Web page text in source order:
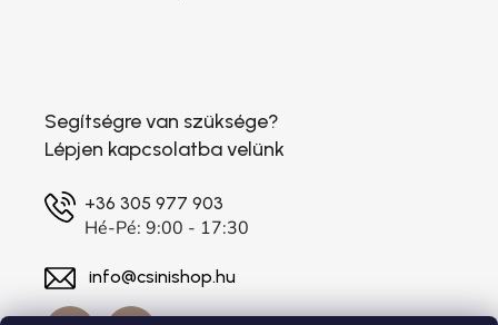
Segítségre van szüksége?
Lépjen kapcsolatba velünk
+36 305 977 903
Hé-Pé: 9:00 - 17:30
info@csinishop.hu